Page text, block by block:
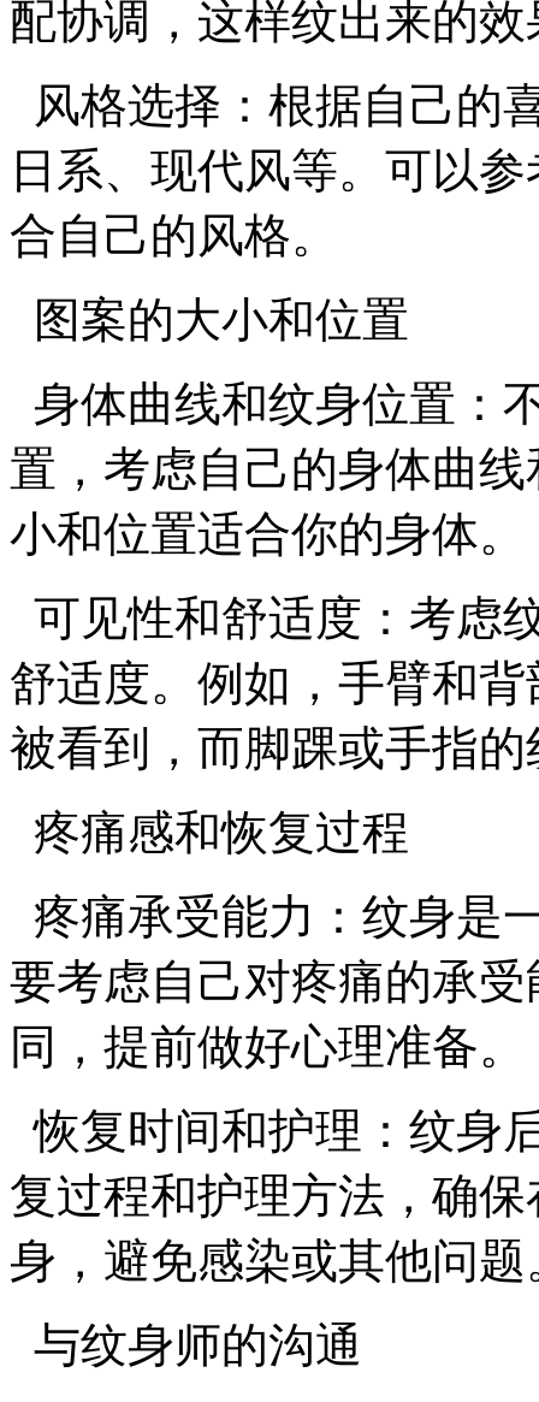
配协调，这样纹出来的
风格选择：根据自己的
日系、现代风等。可以
合自己的风格。
图案的大小和位置
身体曲线和纹身位置：
置，考虑自己的身体曲
小和位置适合你的身体。
可见性和舒适度：考虑
舒适度。例如，手臂和
被看到，而脚踝或手指
疼痛感和恢复过程
疼痛承受能力：纹身是
要考虑自己对疼痛的承
同，提前做好心理准备。
恢复时间和护理：纹身
复过程和护理方法，确
身，避免感染或其他问题
与纹身师的沟通